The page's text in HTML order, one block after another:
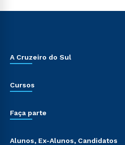
A Cruzeiro do Sul
Cursos
Faça parte
Alunos, Ex-Alunos, Candidatos